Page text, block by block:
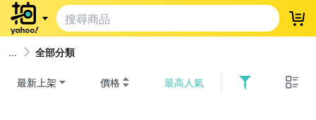
登
全部分類
最新上架 價格 最高人氣